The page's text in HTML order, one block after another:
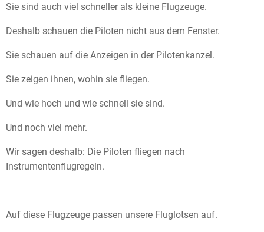
Sie sind auch viel schneller als kleine Flugzeuge.
Deshalb schauen die Piloten nicht aus dem Fenster.
Sie schauen auf die Anzeigen in der Pilotenkanzel.
Sie zeigen ihnen, wohin sie fliegen.
Und wie hoch und wie schnell sie sind.
Und noch viel mehr.
Wir sagen deshalb: Die Piloten fliegen nach
Instrumentenflugregeln.
Auf diese Flugzeuge passen unsere Fluglotsen auf.